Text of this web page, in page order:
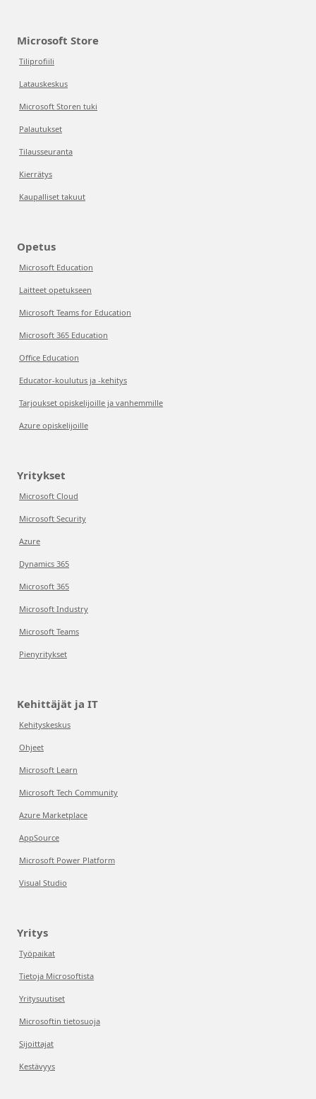
Microsoft Store
Tiliprofiili
Latauskeskus
Microsoft Storen tuki
Palautukset
Tilausseuranta
Kierrätys
Kaupalliset takuut
Opetus
Microsoft Education
Laitteet opetukseen
Microsoft Teams for Education
Microsoft 365 Education
Office Education
Educator-koulutus ja -kehitys
Tarjoukset opiskelijoille ja vanhemmille
Azure opiskelijoille
Yritykset
Microsoft Cloud
Microsoft Security
Azure
Dynamics 365
Microsoft 365
Microsoft Industry
Microsoft Teams
Pienyritykset
Kehittäjät ja IT
Kehityskeskus
Ohjeet
Microsoft Learn
Microsoft Tech Community
Azure Marketplace
AppSource
Microsoft Power Platform
Visual Studio
Yritys
Työpaikat
Tietoja Microsoftista
Yritysuutiset
Microsoftin tietosuoja
Sijoittajat
Kestävyys